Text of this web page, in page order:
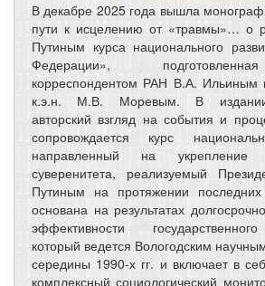
В декабре 2025 года вышла
пути к исцелению от «травмы»… о
Путиным курса национального
Федерации»,
корреспондентом РАН В.А. Ильиным
к.э.н. М.В. Моревым. В издании
авторский взгляд на события и
сопровождается курс
направленный на укрепление
суверенитета, реализуемый
Путиным на протяжении
основана на результатах
эффективности
который ведется Вологодским
середины 1990-х гг. и включает в
комплексный социологический